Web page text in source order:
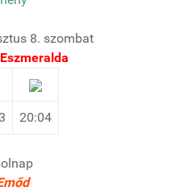
8. szombat
20:04